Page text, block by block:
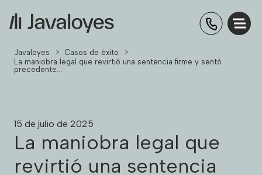
Javaloyes > Casos de éxito
>
La maniobra legal que revirtió una sentencia firme y sentó
precedente…
15 de julio de 2025
La maniobra legal que
revirtió una sentencia